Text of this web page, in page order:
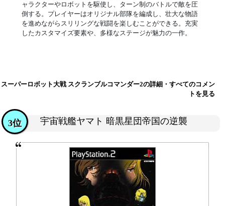
ャラクターやロボットを駆使し、ターン制のバトルで敵を圧
倒する。プレイヤーはオリジナル部隊を編成し、壮大な物語
を進めながらスリリングな戦闘を楽しむことができる。充実
したカスタマイズ要素や、多様なステージが魅力の一作。
スーパーロボット大戦 スクランブルコマンダー2の詳細・すべてのコメン
トを見る
宇宙戦艦ヤマト 暗黒星団帝国の逆襲
3位